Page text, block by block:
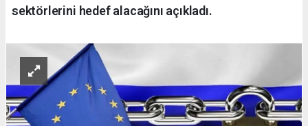
sektörlerini hedef alacağını açıkladı.